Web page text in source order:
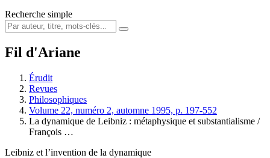
Recherche simple
Fil d'Ariane
Érudit
Revues
Philosophiques
Volume 22, numéro 2, automne 1995, p. 197-552
La dynamique de Leibniz : métaphysique et substantialisme /
François …
Leibniz et l’invention de la dynamique